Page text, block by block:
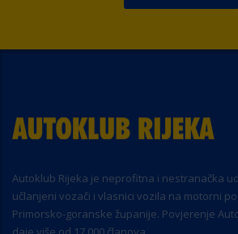
Autoklub Rijeka je neprofitna i nestranačka
učlanjeni vozači i vlasnici vozila na motorni
Primorsko-goranske županije. Povjerenje